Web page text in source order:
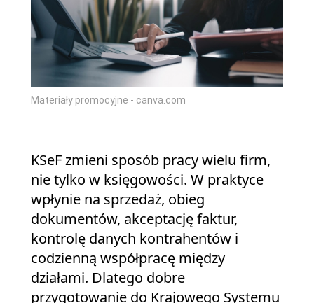
Materiały promocyjne - canva.com
KSeF zmieni sposób pracy wielu firm,
nie tylko w księgowości. W praktyce
wpłynie na sprzedaż, obieg
dokumentów, akceptację faktur,
kontrolę danych kontrahentów i
codzienną współpracę między
działami. Dlatego dobre
przygotowanie do Krajowego Systemu